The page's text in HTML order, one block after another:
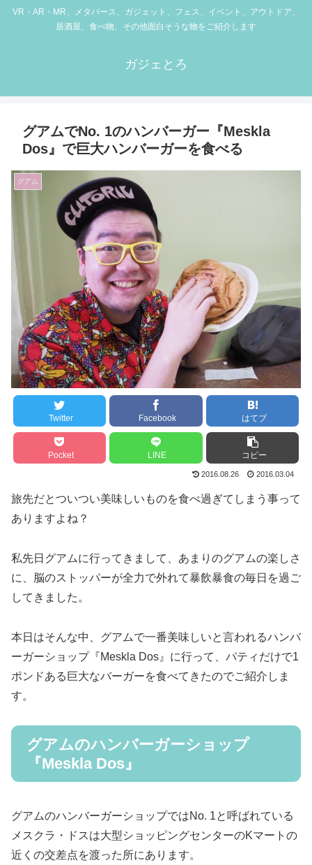
VR・AR・MR、メタバース、ガジェット、フェス、イベント、アウトドア、
居酒屋、食べ物、その他面白そうな物をご紹介します
ガジェとろ
グアムでNo. 1のハンバーガー『Meskla
Dos』で巨大ハンバーガーを食べる
グアム
Twitter Facebook はてブ
Pocket LINE コピー
2016.08.26 2016.03.04
旅先だとついつい美味しいものを食べ過ぎてしまう事って
ありますよね？
私先日グアムに行ってきまして、あまりのグアムの楽しさ
に、脳のストッパーが全力で外れて暴飲暴食の毎日を過ご
してきました。
本日はそんな中、グアムで一番美味しいと言われるハンバ
ーガーショップ『Meskla Dos』に行って、パティだけで1
ポンドある巨大なバーガーを食べてきたのでご紹介しま
す。
グアムのハンバーガーショップ
『Meskla Dos』
グアムのハンバーガーショップではNo. 1と呼ばれている
メスクラ・ドスは大型ショッピングセンターのKマートの
近くの交差点を渡った所にあります。